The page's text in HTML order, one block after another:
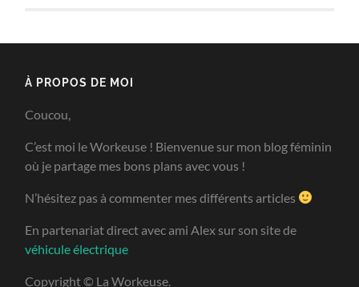
À PROPOS DE MOI
Coucou,
C’est moi le Workeuse ! Bienvenue sur mon blog féminin
où je partage mes bons plans avec vous !
N’hésitez pas à commenter mes différents articles
En partenariat direct avec ami Alex sur son site de
véhicule électrique
Copyright © La Workeuse.